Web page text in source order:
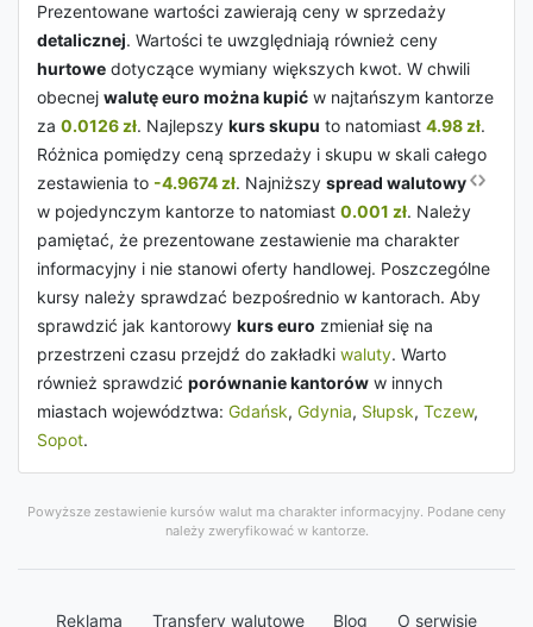
Prezentowane wartości zawierają ceny w sprzedaży
detalicznej. Wartości te uwzględniają również ceny
hurtowe dotyczące wymiany większych kwot. W chwili
obecnej walutę euro można kupić w najtańszym kantorze
za 0.0126 zł. Najlepszy kurs skupu to natomiast 4.98 zł.
Różnica pomiędzy ceną sprzedaży i skupu w skali całego
zestawienia to -4.9674 zł. Najniższy spread walutowy
w pojedynczym kantorze to natomiast 0.001 zł. Należy
pamiętać, że prezentowane zestawienie ma charakter
informacyjny i nie stanowi oferty handlowej. Poszczególne
kursy należy sprawdzać bezpośrednio w kantorach. Aby
sprawdzić jak kantorowy kurs euro zmieniał się na
przestrzeni czasu przejdź do zakładki waluty. Warto
również sprawdzić porównanie kantorów w innych
miastach województwa: Gdańsk, Gdynia, Słupsk, Tczew,
Sopot.
Powyższe zestawienie kursów walut ma charakter informacyjny. Podane ceny
należy zweryfikować w kantorze.
Reklama Transfery walutowe Blog O serwisie